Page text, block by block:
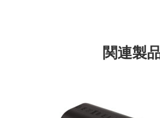
関連製